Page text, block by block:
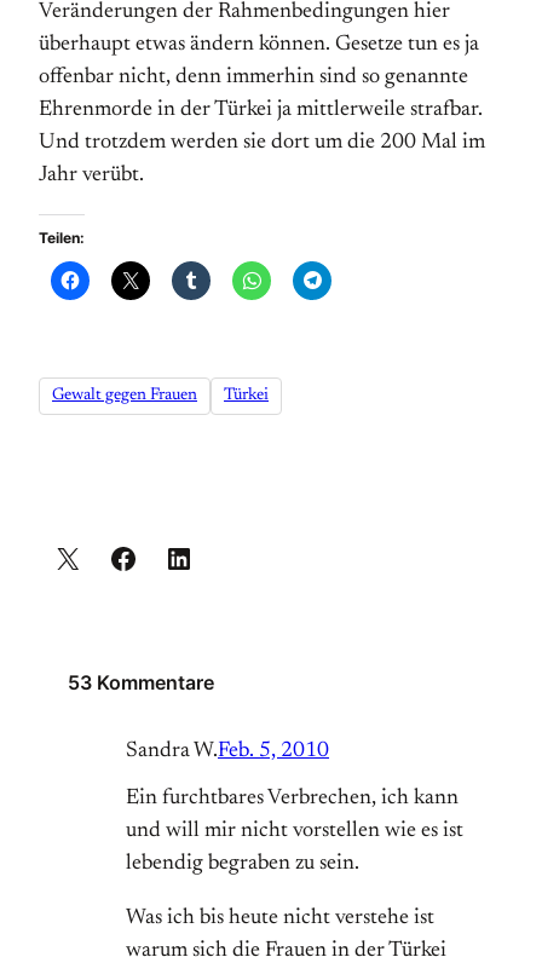
Veränderungen der Rahmenbedingungen hier
überhaupt etwas ändern können. Gesetze tun es ja
offenbar nicht, denn immerhin sind so genannte
Ehrenmorde in der Türkei ja mittlerweile strafbar.
Und trotzdem werden sie dort um die 200 Mal im
Jahr verübt.
Teilen:
Gewalt gegen Frauen Türkei
53 Kommentare
Sandra W.Feb. 5, 2010
Ein furchtbares Verbrechen, ich kann
und will mir nicht vorstellen wie es ist
lebendig begraben zu sein.
Was ich bis heute nicht verstehe ist
warum sich die Frauen in der Türkei